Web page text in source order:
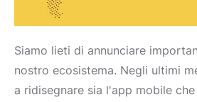
Siamo lieti di annunciare
nostro ecosistema. Negli ultimi
a ridisegnare sia l'app mobile